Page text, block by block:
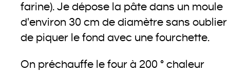
farine). Je dépose la pâte dans un moule
d'environ 30 cm de diamètre sans oublier
de piquer le fond avec une fourchette.
On préchauffe le four à 200 ° chaleur